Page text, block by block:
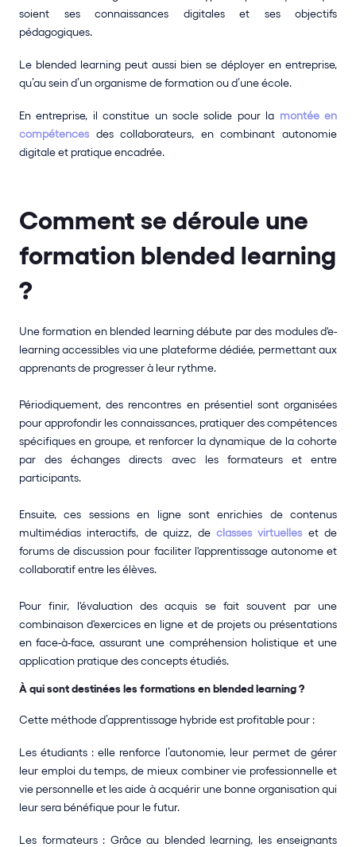
soient ses connaissances digitales et ses objectifs
pédagogiques.
Le blended learning peut aussi bien se déployer en entreprise,
qu’au sein d’un organisme de formation ou d’une école.
En entreprise, il constitue un socle solide pour la montée en
compétences des collaborateurs, en combinant autonomie
digitale et pratique encadrée.
Comment se déroule une
formation blended learning
?
Une formation en blended learning débute par des modules d'e-
learning accessibles via une plateforme dédiée, permettant aux
apprenants de progresser à leur rythme.
Périodiquement, des rencontres en présentiel sont organisées
pour approfondir les connaissances, pratiquer des compétences
spécifiques en groupe, et renforcer la dynamique de la cohorte
par des échanges directs avec les formateurs et entre
participants.
Ensuite, ces sessions en ligne sont enrichies de contenus
multimédias interactifs, de quizz, de classes virtuelles et de
forums de discussion pour faciliter l'apprentissage autonome et
collaboratif entre les élèves.
Pour finir, l'évaluation des acquis se fait souvent par une
combinaison d'exercices en ligne et de projets ou présentations
en face-à-face, assurant une compréhension holistique et une
application pratique des concepts étudiés.
À qui sont destinées les formations en blended learning ?
Cette méthode d’apprentissage hybride est profitable pour :
Les étudiants : elle renforce l’autonomie, leur permet de gérer
leur emploi du temps, de mieux combiner vie professionnelle et
vie personnelle et les aide à acquérir une bonne organisation qui
leur sera bénéfique pour le futur.
Les formateurs : Grâce au blended learning, les enseignants